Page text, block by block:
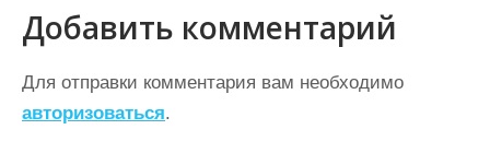
а
ц
и
я
Добавить комментарий
Для отправки комментария вам необходимо
авторизоваться.